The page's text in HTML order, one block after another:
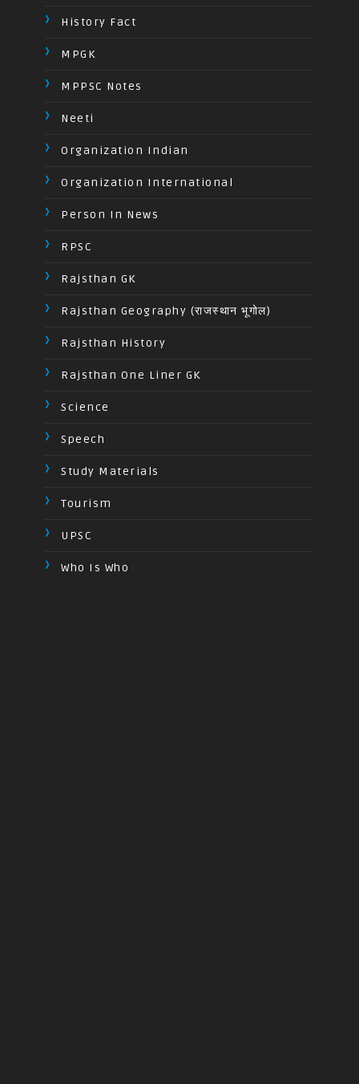
History Fact
MPGK
MPPSC Notes
Neeti
Organization Indian
Organization International
Person In News
RPSC
Rajsthan GK
Rajsthan Geography (राजस्थान भूगोल)
Rajsthan History
Rajsthan One Liner GK
Science
Speech
Study Materials
Tourism
UPSC
Who Is Who